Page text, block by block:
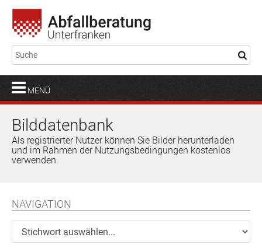
MENÜ
Bilddatenbank
Als registrierter Nutzer können Sie Bilder herunterladen
und im Rahmen der Nutzungsbedingungen kostenlos
verwenden.
NAVIGATION